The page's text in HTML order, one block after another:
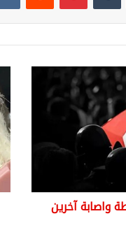
واصابة آخرين